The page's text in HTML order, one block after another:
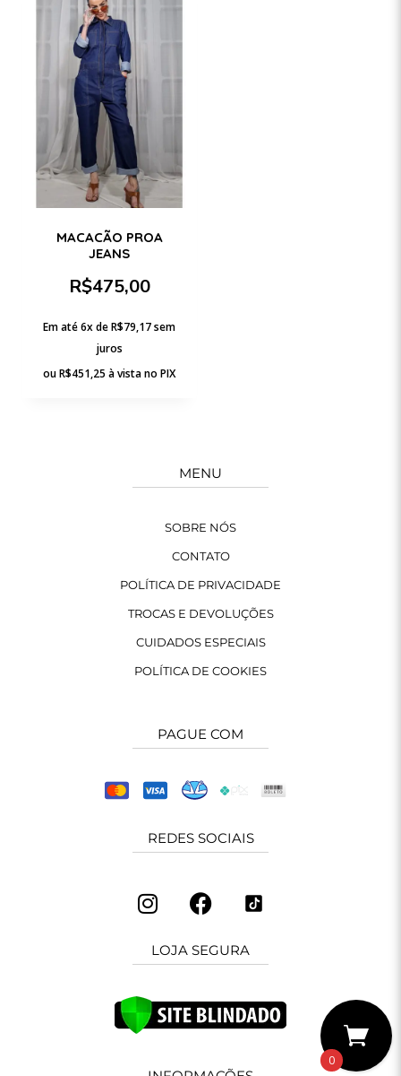
MACACÃO PROA
JEANS
R$475,00
Em até 6x deR$79,17sem
juros
ouR$451,25 à vista no PIX
MENU
SOBRE NÓS
CONTATO
POLÍTICA DE PRIVACIDADE
TROCAS E DEVOLUÇÕES
CUIDADOS ESPECIAIS
POLÍTICA DE COOKIES
PAGUE COM
REDES SOCIAIS
LOJA SEGURA
0